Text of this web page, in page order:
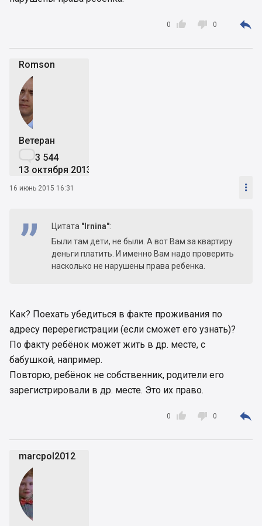

0  0 
Romson
Ветеран
3 544
13 октября 2013
16 июнь 2015 16:31 
Цитата "Irnina":
Были там дети, не были. А вот Вам за квартиру
деньги платить. И именно Вам надо проверить
насколько не нарушены права ребенка.
Как? Поехать убедиться в факте проживания по
адресу перерегистрации (если сможет его узнать)?
По факту ребёнок может жить в др. месте, с
бабушкой, например.
Повторю, ребёнок не собственник, родители его
зарегистрировали в др. месте. Это их право.

0  0 
marcpol2012